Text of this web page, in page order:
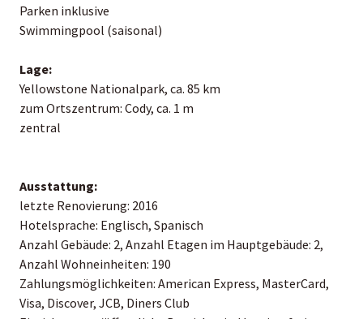
Parken inklusive
Swimmingpool (saisonal)
Lage:
Yellowstone Nationalpark, ca. 85 km
zum Ortszentrum: Cody, ca. 1 m
zentral
Ausstattung:
letzte Renovierung: 2016
Hotelsprache: Englisch, Spanisch
Anzahl Gebäude: 2, Anzahl Etagen im Hauptgebäude: 2,
Anzahl Wohneinheiten: 190
Zahlungsmöglichkeiten: American Express, MasterCard,
Visa, Discover, JCB, Diners Club